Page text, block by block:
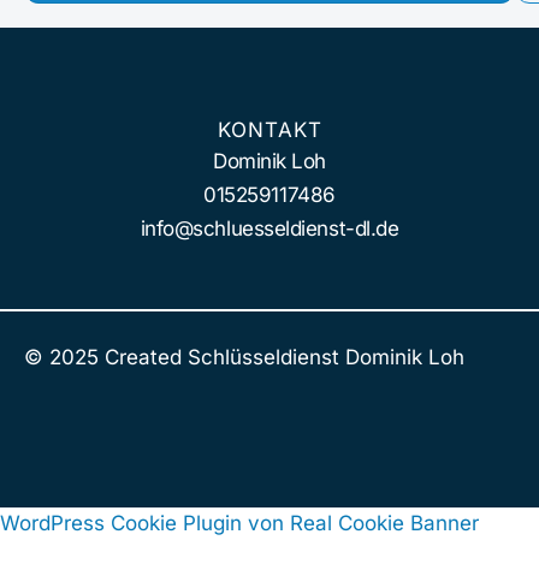
KONTAKT
Dominik Loh
015259117486
info@schluesseldienst-dl.de
© 2025 Created Schlüsseldienst Dominik Loh
WordPress Cookie Plugin von Real Cookie Banner